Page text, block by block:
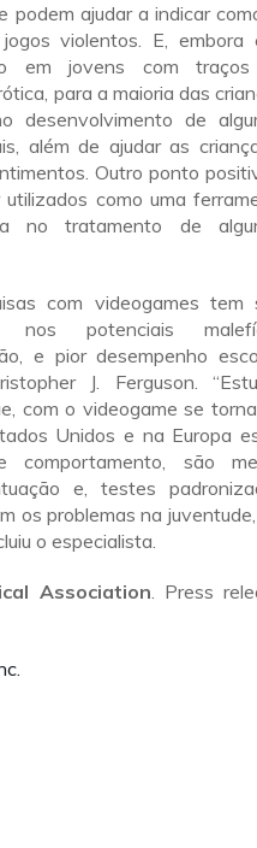
podem ajudar a indicar
violentos. E, embora
em jovens com
para a maioria das
desenvolvimento de
além de ajudar as
Outro ponto
como uma
no tratamento de
com videogames tem
nos potenciais
e pior desempenho
J. Ferguson.
com o videogame se
Unidos e na Europa
comportamento, são
e, testes
os problemas na
o especialista.
Association. Press